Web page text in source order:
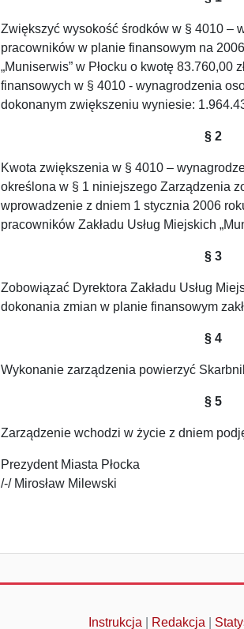
Zwiększyć wysokość środków w § 4010 –
pracowników w planie finansowym na
„Muniserwis” w Płocku o kwotę 83.760,00
finansowych w § 4010 - wynagrodzenia
dokonanym zwiększeniu wyniesie:
§ 2
Kwota zwiększenia w § 4010 –
określona w § 1 niniejszego Zarządzenia
wprowadzenie z dniem 1 stycznia 2006
pracowników Zakładu Usług Miejskich
§ 3
Zobowiązać Dyrektora Zakładu Usług
dokonania zmian w planie finansowym
§ 4
Wykonanie zarządzenia powierzyć
§ 5
Zarządzenie wchodzi w życie z dniem
Prezydent Miasta Płocka
/-/ Mirosław Milewski
Instrukcja Redakcja